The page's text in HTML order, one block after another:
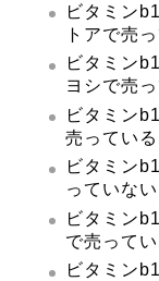
ビタミン
トアで売
ビタミン
ヨシで売
ビタミン
売っている
ビタミン
っていない
ビタミン
で売って
ビタミン